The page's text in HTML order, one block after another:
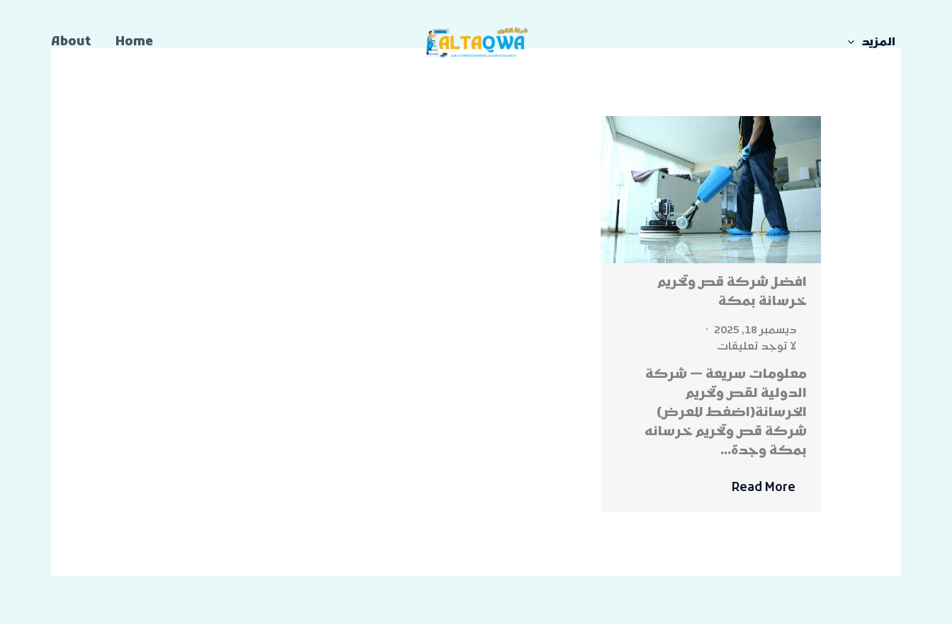
المزيد Home
About
افضل شركة قص وتخريم
خرسانة بمكة
ديسمبر 18, 2025
لا توجد تعليقات
معلومات سريعة — شركة
الدولية لقص وتخريم
الخرسانة(اضغط للعرض)
شركة قص وتخريم خرسانه
بمكة وجدة…
Read More